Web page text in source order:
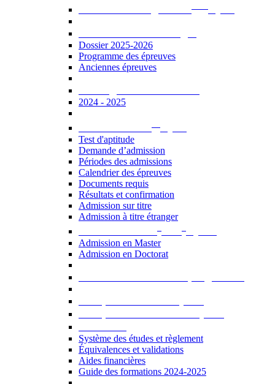
Dossier 2025-2026
Programme des épreuves
Anciennes épreuves
2024 - 2025
Test d'aptitude
Demande d’admission
Périodes des admissions
Calendrier des épreuves
Documents requis
Résultats et confirmation
Admission sur titre
Admission à titre étranger
Admission en Master
Admission en Doctorat
Système des études et règlement
Équivalences et validations
Aides financières
Guide des formations 2024-2025